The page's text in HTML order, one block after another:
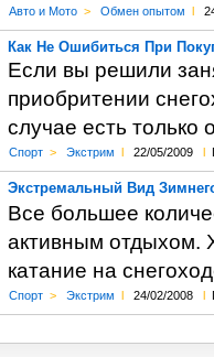
Авто и Мото > Обмен опытом l
Как Не Ошибиться При
Если вы решили
приобритении
случае есть только
Спорт > Экстрим l 22/05/2009 l
Экстремальный Вид
Все большее
активным отдыхом.
катание на
Спорт > Экстрим l 24/02/2008 l